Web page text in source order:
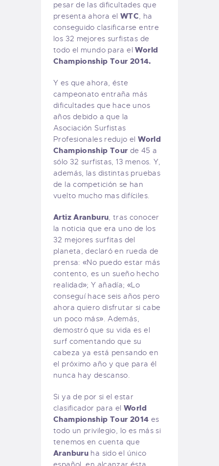
pesar de las dificultades que
presenta ahora el WTC, ha
conseguido clasificarse entre
los 32 mejores surfistas de
todo el mundo para elWorld
Championship Tour 2014.
Y es que ahora, éste
campeonato entraña más
dificultades que hace unos
años debido a que la
Asociación Surfistas
Profesionales redujo el World
Championship Tour de 45 a
sólo 32 surfistas, 13 menos. Y,
además, las distintas pruebas
de la competición se han
vuelto mucho mas difíciles.
Artiz Aranburu, tras conocer
la noticia que era uno de los
32 mejores surfitas del
planeta, declaró en rueda de
prensa: «No puedo estar más
contento, es un sueño hecho
realidad»; Y añadía; «Lo
conseguí hace seis años pero
ahora quiero disfrutar si cabe
un poco más». Además,
demostró que su vida es el
surf comentando que su
cabeza ya está pensando en
el próximo año y que para él
nunca hay descanso.
Si ya de por si el estar
clasificador para el World
Championship Tour 2014 es
todo un privilegio, lo es más si
tenemos en cuenta que
Aranburu ha sido el único